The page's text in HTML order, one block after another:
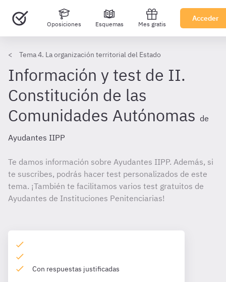
Oposiciones Esquemas Mes gratis
Acceder
Tema 4. La organización territorial del Estado
Información y test de II.
Constitución de las
Comunidades Autónomas de
Ayudantes IIPP
Te damos información sobre Ayudantes IIPP. Además, si
te suscribes, podrás hacer test personalizados de este
tema. ¡También te facilitamos varios test gratuitos de
Ayudantes de Instituciones Penitenciarias!
Con respuestas justificadas